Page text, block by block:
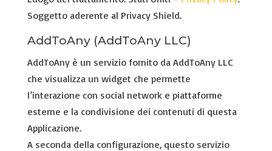
Soggetto aderente al Privacy Shield.
AddToAny (AddToAny LLC)
AddToAny è un servizio fornito da AddToAny LLC
che visualizza un widget che permette
l’interazione con social network e piattaforme
esterne e la condivisione dei contenuti di questa
Applicazione.
A seconda della configurazione, questo servizio